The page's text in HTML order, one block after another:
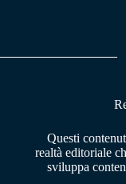
pp m
Questi
realtà editoriale
sviluppa